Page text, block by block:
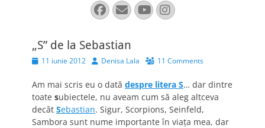
Facebook
EmailYouTube
Instagram
„S” de la Sebastian
Posted11 iunie 2012 AuthorDenisa Lala 11 Comments
Am mai scris eu o dată despre litera S… dar dintre
toate subiectele, nu aveam cum să aleg altceva
decât Sebastian. Sigur, Scorpions, Seinfeld,
Sambora sunt nume importante în viaţa mea, dar